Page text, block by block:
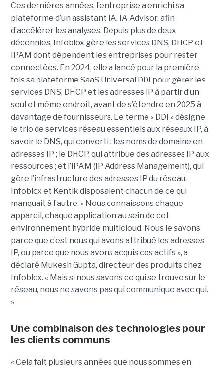
Ces dernières années, l’entreprise a enrichi sa
plateforme d’un assistant IA, IA Advisor, afin
d’accélérer les analyses. Depuis plus de deux
décennies, Infoblox gère les services DNS, DHCP et
IPAM dont dépendent les entreprises pour rester
connectées. En 2024, elle a lancé pour la première
fois sa plateforme SaaS Universal DDI pour gérer les
services DNS, DHCP et les adresses IP à partir d’un
seul et même endroit, avant de s’étendre en 2025 à
davantage de fournisseurs. Le terme « DDI » désigne
le trio de services réseau essentiels aux réseaux IP, à
savoir le DNS, qui convertit les noms de domaine en
adresses IP ; le DHCP, qui attribue des adresses IP aux
ressources ; et l’IPAM (IP Address Management), qui
gère l’infrastructure des adresses IP du réseau.
Infoblox et Kentik disposaient chacun de ce qui
manquait à l’autre. « Nous connaissons chaque
appareil, chaque application au sein de cet
environnement hybride multicloud. Nous le savons
parce que c’est nous qui avons attribué les adresses
IP, ou parce que nous avons acquis ces actifs », a
déclaré Mukesh Gupta, directeur des produits chez
Infoblox. « Mais si nous savons ce qui se trouve sur le
réseau, nous ne savons pas qui communique avec qui.
»
Une combinaison des technologies pour
les clients communs
« Cela fait plusieurs années que nous sommes en